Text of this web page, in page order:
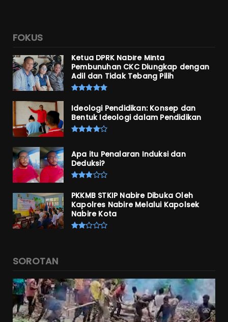
FOKUS
Ketua DPRK Nabire Minta
Pembunuhan CKC Diungkap dengan
Adil dan Tidak Tebang Pilih
Ideologi Pendidikan: Konsep dan
Bentuk Ideologi dalam Pendidikan
Apa itu Penalaran Induksi dan
Deduksi?
PKKMB STKIP Nabire Dibuka Oleh
Kapolres Nabire Melalui Kapolsek
Nabire Kota
SOROTAN